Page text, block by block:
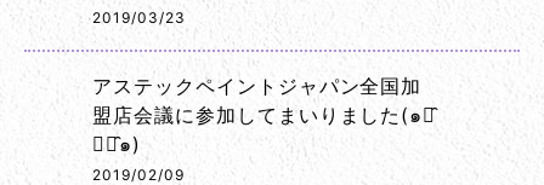
2019/03/23
アステックペイントジャパン全国加
盟店会議に参加してまいりました(๑･̑
◡･̑๑)
2019/02/09